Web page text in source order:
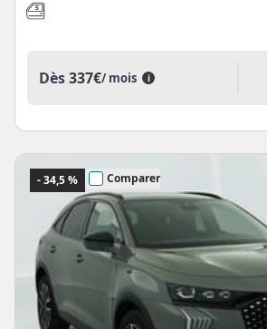
Dès337€/ mois i
- 34,5 % Comparer